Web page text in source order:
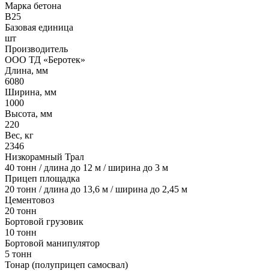
Марка бетона
B25
Базовая единица
шт
Производитель
ООО ТД «Беротек»
Длина, мм
6080
Ширина, мм
1000
Высота, мм
220
Вес, кг
2346
Низкорамный Трал
40 тонн / длина до 12 м / ширина до 3 м
Прицеп площадка
20 тонн / длина до 13,6 м / ширина до 2,45 м
Цементовоз
20 тонн
Бортовой грузовик
10 тонн
Бортовой манипулятор
5 тонн
Тонар (полуприцеп самосвал)